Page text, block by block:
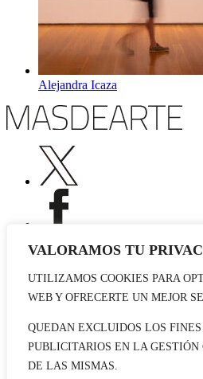
VALORAMOS TU
UTILIZAMOS COOKIES PARA
WEB Y OFRECERTE UN MEJOR
QUEDAN EXCLUIDOS LOS
PUBLICITARIOS EN LA GESTIÓN
DE LAS MISMAS.
Alejandra Icaza
Publicidad
Contacto
© 2026 masdearte. Información de